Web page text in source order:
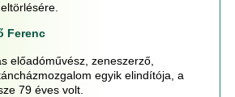
Ferenc
előadóművész, zeneszerző,
egyik elindítója, a
79 éves volt.